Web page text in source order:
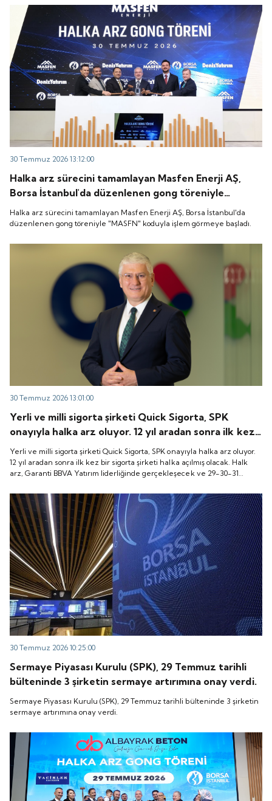
30 Temmuz 2026 13:12:00
Halka arz sürecini tamamlayan Masfen Enerji AŞ,
Borsa İstanbul'da düzenlenen gong töreniyle
"MASFN" koduyla işlem görmeye başladı.
Halka arz sürecini tamamlayan Masfen Enerji AŞ, Borsa İstanbul'da
düzenlenen gong töreniyle "MASFN" koduyla işlem görmeye başladı.
30 Temmuz 2026 13:01:00
Yerli ve milli sigorta şirketi Quick Sigorta, SPK
onayıyla halka arz oluyor. 12 yıl aradan sonra ilk kez
bir sigorta şirketi halka açılmış olacak. Halk arz,
Garanti BBVA Yatırım liderliğinde gerçekleşecek ve
29-30-31 Temmuz 2026 tarihlerinde talep
ile Quick Sigorta işlem görmeye başlayacak.
Yerli ve milli sigorta şirketi Quick Sigorta, SPK onayıyla halka arz oluyor.
12 yıl aradan sonra ilk kez bir sigorta şirketi halka açılmış olacak. Halk
arz, Garanti BBVA Yatırım liderliğinde gerçekleşecek ve 29-30-31
“Gong Töreni” ile Quick Sigorta işlem görmeye başlayacak.
30 Temmuz 2026 10:25:00
Sermaye Piyasası Kurulu (SPK), 29 Temmuz tarihli
bülteninde 3 şirketin sermaye artırımına onay verdi.
Sermaye Piyasası Kurulu (SPK), 29 Temmuz tarihli bülteninde 3 şirketin
sermaye artırımına onay verdi.